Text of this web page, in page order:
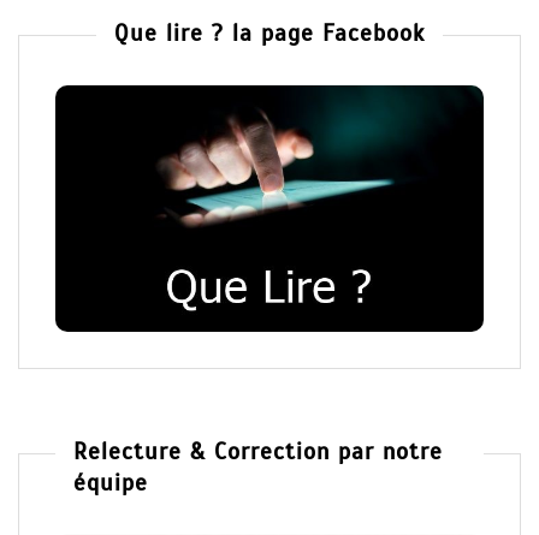
Que lire ? la page Facebook
Relecture & Correction par notre
équipe